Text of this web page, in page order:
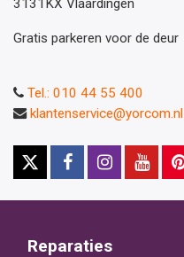
3131KX Vlaardingen
Gratis parkeren voor de deur
Tel.: 010 44 55 400
klantenservice@yorcom.nl
Reparaties